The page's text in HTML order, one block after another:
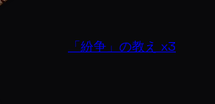
「紛争」の教え x3